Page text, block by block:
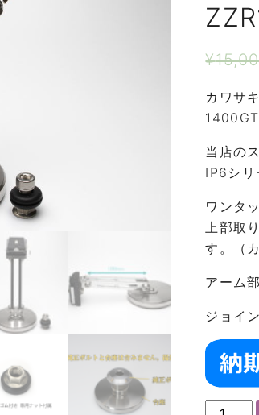
¥
カワサ
当店の
IP6シリ
ワンタ
上部取
す。（
アーム
ジョイ